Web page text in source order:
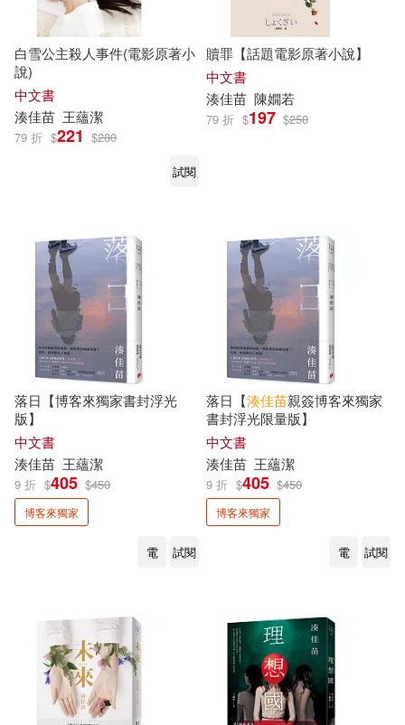
白雪公主殺人事件(電影原著小
說)
中文書
湊佳苗 王蘊潔
79 折 $221 $280
試閱
贖罪【話題電影原著小說】
中文書
湊佳苗 陳嫺若
79 折 $197 $250
落日【博客來獨家書封浮光
版】
中文書
湊佳苗 王蘊潔
9 折 $405 $450
博客來獨家
電 試閱
落日【湊佳苗親簽博客來獨家
書封浮光限量版】
中文書
湊佳苗 王蘊潔
9 折 $405 $450
博客來獨家
電 試閱